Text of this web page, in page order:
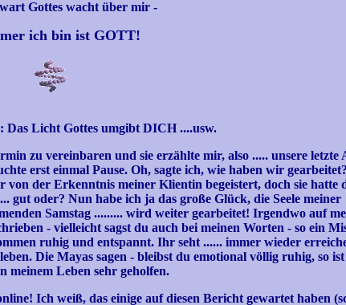
Gottes wacht über mir -
ich bin ist GOTT!
Das Licht Gottes umgibt DICH ....usw.
zu vereinbaren und sie erzählte mir, also ..... unsere letzte
erst einmal Pause. Oh, sagte ich, wie haben wir
der Erkenntnis meiner Klientin begeistert, doch sie hatte
oder? Nun habe ich ja das große Glück, die Seele meiner
Samstag ......... wird weiter gearbeitet! Irgendwo auf
- vielleicht sagst du auch bei meinen Worten - so ein
ruhig und entspannt. Ihr seht ...... immer wieder
Die Mayas sagen - bleibst du emotional völlig ruhig, so ist
meinem Leben sehr geholfen.
Ich weiß, das einige auf diesen Bericht gewartet haben